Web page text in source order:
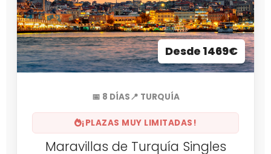
Desde 1469€
📅 8 DÍAS📍 TURQUÍA
¡PLAZAS MUY LIMITADAS!
Maravillas de Turquía Singles